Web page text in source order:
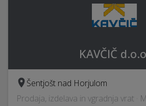
KAVČIČ
Šentjošt nad Horjulom
Prodaja, izdelava in vgradnja vrat ·